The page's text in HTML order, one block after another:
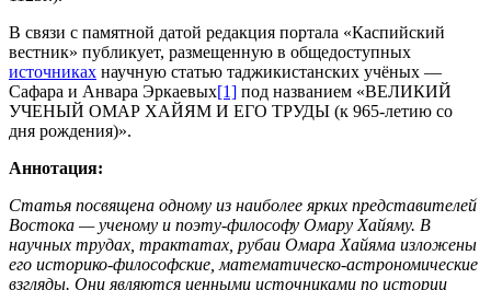
В связи с памятной датой редакция портала «Каспийский
вестник» публикует, размещенную в общедоступных
источниках научную статью таджикистанских учёных —
Сафара и Анвара Эркаевых[1] под названием «ВЕЛИКИЙ
УЧЕНЫЙ ОМАР ХАЙЯМ И ЕГО ТРУДЫ (к 965-летию со
дня рождения)».
Аннотация:
Статья посвящена одному из наиболее ярких представителей
Востока — ученому и поэту-философу Омару Хайяму. В
научных трудах, трактатах, рубаи Омара Хайяма изложены
его историко-философские, математическо-астрономические
взгляды. Они являются ценными источниками по истории